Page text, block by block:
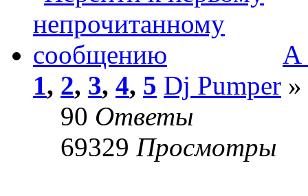
А
1, 2, 3, 4, 5 Dj Pumper »
90 Ответы
69329 Просмотры